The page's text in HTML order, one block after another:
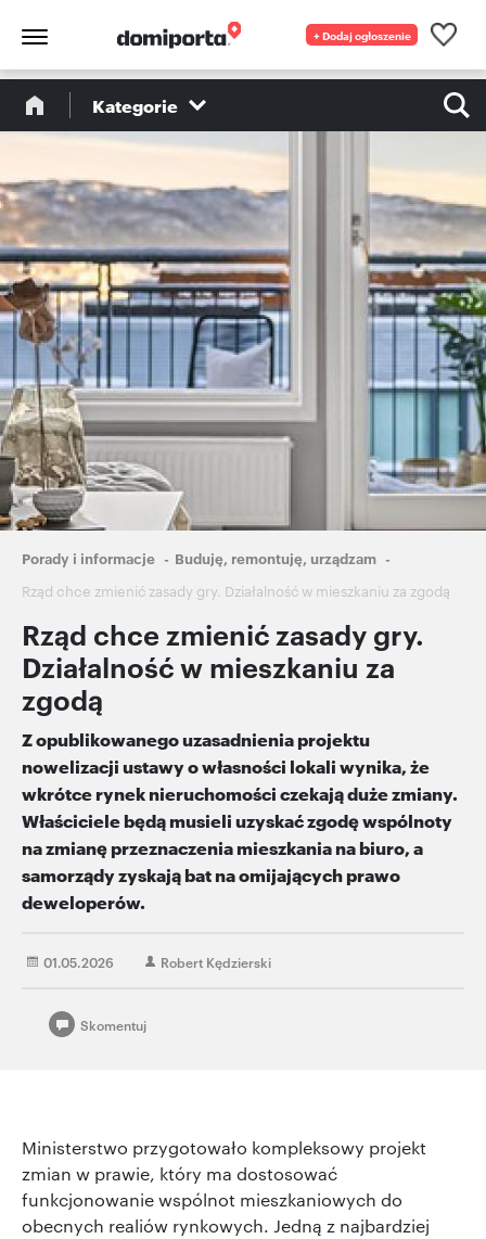
+ Dodaj ogłoszenie
Kategorie
Ścieżka
nawigacyjna
Porady i informacje
Buduję, remontuję, urządzam
Rząd chce zmienić zasady gry. Działalność w mieszkaniu za zgodą
Rząd chce zmienić zasady gry.
Działalność w mieszkaniu za
zgodą
Z opublikowanego uzasadnienia projektu
nowelizacji ustawy o własności lokali wynika, że
wkrótce rynek nieruchomości czekają duże zmiany.
Właściciele będą musieli uzyskać zgodę wspólnoty
na zmianę przeznaczenia mieszkania na biuro, a
samorządy zyskają bat na omijających prawo
deweloperów.
01.05.2026 Robert Kędzierski
Skomentuj
Ministerstwo przygotowało kompleksowy projekt
zmian w prawie, który ma dostosować
funkcjonowanie wspólnot mieszkaniowych do
obecnych realiów rynkowych. Jedną z najbardziej